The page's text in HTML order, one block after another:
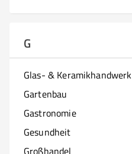
G
Glas- & Keramikhandwerk
Gartenbau
Gastronomie
Gesundheit
Großhandel